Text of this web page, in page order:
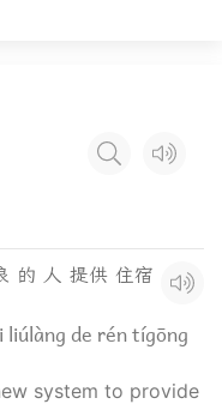
的 人 提供 住宿
liúlàng de rén tígōng
system to provide